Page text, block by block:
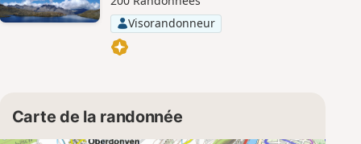
Visorandonneur
Carte de la randonnée